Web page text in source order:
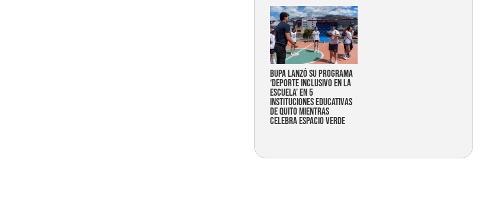
Bupa lanzó su programa
‘Deporte Inclusivo en la
Escuela’ en 5
instituciones educativas
de Quito mientras
celebra espacio verde